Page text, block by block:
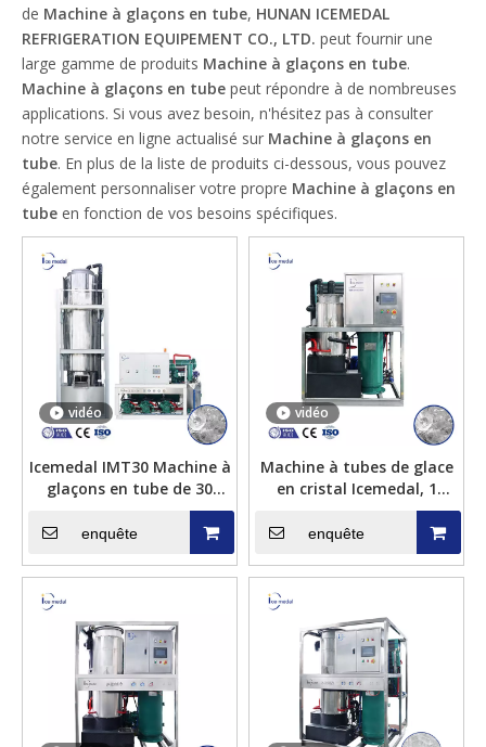
de Machine à glaçons en tube, HUNAN ICEMEDAL
REFRIGERATION EQUIPEMENT CO., LTD. peut fournir une
large gamme de produits Machine à glaçons en tube.
Machine à glaçons en tube peut répondre à de nombreuses
applications. Si vous avez besoin, n'hésitez pas à consulter
notre service en ligne actualisé sur Machine à glaçons en
tube. En plus de la liste de produits ci-dessous, vous pouvez
également personnaliser votre propre Machine à glaçons en
tube en fonction de vos besoins spécifiques.
vidéo
Icemedal IMT30 Machine à
glaçons en tube de 30
tonnes par jour pour usine
de glace
enquête
vidéo
Machine à tubes de glace
en cristal Icemedal, 1
tonne/jour, à faible
consommation d'énergie
enquête